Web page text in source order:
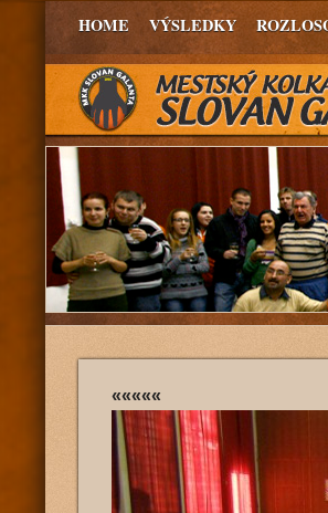
HOME VÝSLEDKY
«««««